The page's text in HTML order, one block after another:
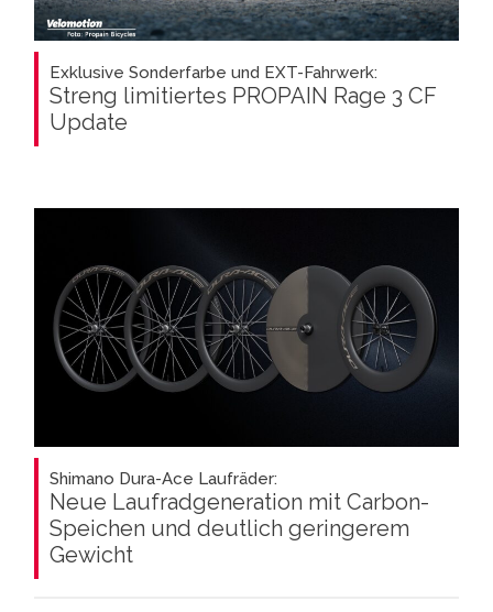
Exklusive Sonderfarbe und EXT-Fahrwerk:
Streng limitiertes PROPAIN Rage 3 CF
Update
Shimano Dura-Ace Laufräder:
Neue Laufradgeneration mit Carbon-
Speichen und deutlich geringerem
Gewicht